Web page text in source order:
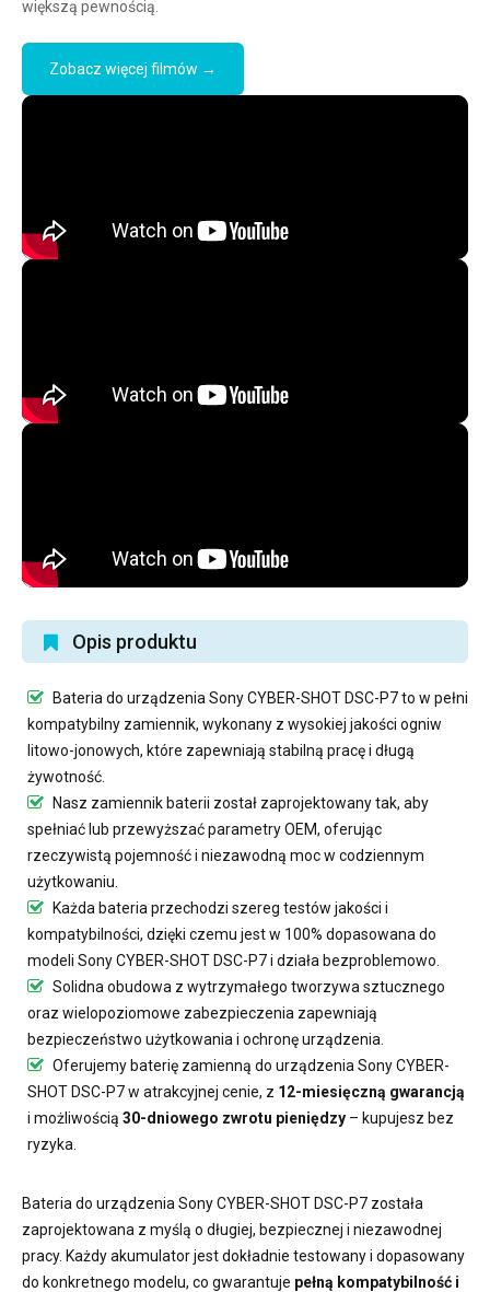
większą pewnością.
Zobacz więcej filmów →
Opis produktu
Bateria do urządzenia Sony CYBER-SHOT DSC-P7to w pełni
kompatybilny zamiennik, wykonany z wysokiej jakości ogniw
litowo-jonowych, które zapewniają stabilną pracę i długą
żywotność.
Nasz zamiennik baterii został zaprojektowany tak, aby
spełniać lub przewyższać parametry OEM, oferując
rzeczywistą pojemność i niezawodną moc w codziennym
użytkowaniu.
Każda bateria przechodzi szereg testów jakości i
kompatybilności, dzięki czemu jest w 100% dopasowana do
modeli Sony CYBER-SHOT DSC-P7 i działa bezproblemowo.
Solidna obudowa z wytrzymałego tworzywa sztucznego
oraz wielopoziomowe zabezpieczenia zapewniają
bezpieczeństwo użytkowania i ochronę urządzenia.
Oferujemybaterię zamienną do urządzenia Sony CYBER-
SHOT DSC-P7w atrakcyjnej cenie, z 12-miesięczną gwarancją
i możliwością 30-dniowego zwrotu pieniędzy – kupujesz bez
ryzyka.
Bateria do urządzenia Sony CYBER-SHOT DSC-P7 została
zaprojektowana z myślą o długiej, bezpiecznej i niezawodnej
pracy. Każdy akumulator jest dokładnie testowany i dopasowany
do konkretnego modelu, co gwarantuje pełną kompatybilność i